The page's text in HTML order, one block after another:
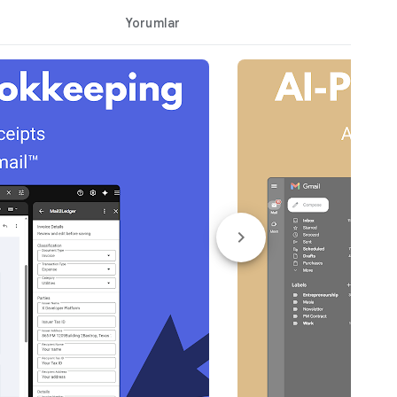
Yorumlar